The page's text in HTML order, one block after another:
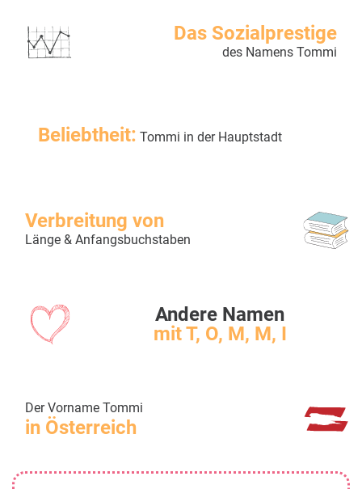
Das Sozialprestige
des Namens Tommi
Beliebtheit: Tommi in der Hauptstadt
Verbreitung von
Länge & Anfangsbuchstaben
Andere Namen
mit T, O, M, M, I
Der Vorname Tommi
in Österreich